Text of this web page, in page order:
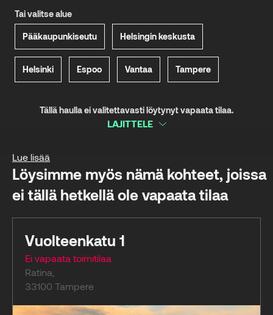
Tai valitse alue
Pääkaupunkiseutu Helsingin keskusta
Helsinki Espoo Vantaa Tampere
Tällä haulla ei valitettavasti löytynyt vapaata tilaa.
LAJITTELE
Lue lisää
Löysimme myös nämä kohteet, joissa
ei tällä hetkellä ole vapaata tilaa
Vuolteenkatu 1
Ei vapaata toimitilaa
Ratina
33100 Tampere